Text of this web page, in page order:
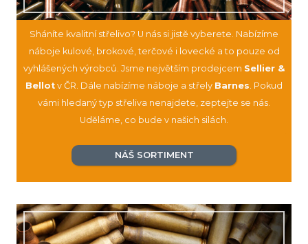
Sháníte kvalitní střelivo? U nás si jistě vyberete. Nabízíme
náboje kulové, brokové, terčové i lovecké a to pouze od
vyhlášených výrobců. Jsme největším prodejcem Sellier &
Bellot v ČR. Dále nabízíme náboje a střely Barnes . Pokud
vámi hledaný typ střeliva nenajdete, zeptejte se nás.
Uděláme, co bude v našich silách.
NÁŠ SORTIMENT